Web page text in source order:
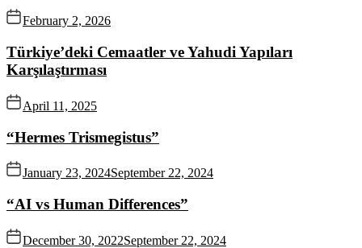
February 2, 2026
Türkiye’deki Cemaatler ve Yahudi Yapıları
Karşılaştırması
April 11, 2025
“Hermes Trismegistus”
January 23, 2024September 22, 2024
“AI vs Human Differences”
December 30, 2022September 22, 2024